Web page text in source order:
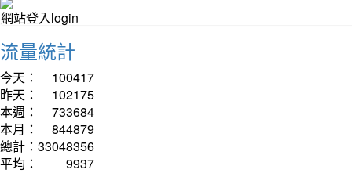
網站登入login
流量統計
今天：
100417
昨天：
102175
本週：
733684
本月：
844879
總計： 33048356
平均：
9937